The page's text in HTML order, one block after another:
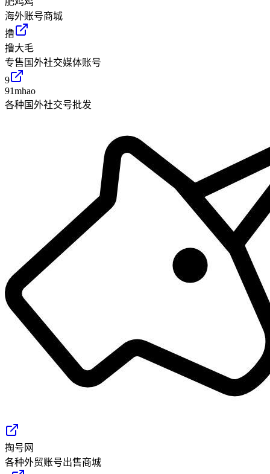
海外账号商城
撸
撸大毛
专售国外社交媒体账号
9
91mhao
各种国外社交号批发
掏号网
各种外贸账号出售商城